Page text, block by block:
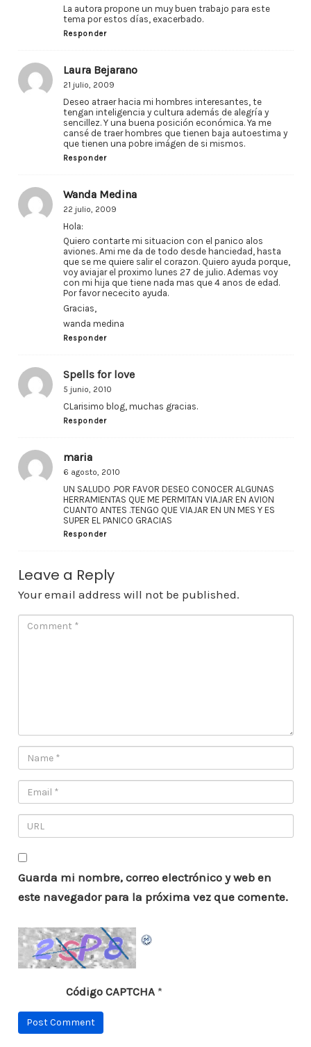
La autora propone un muy buen trabajo para este
tema por estos días, exacerbado.
Responder
Laura Bejarano
21 julio, 2009
Deseo atraer hacia mi hombres interesantes, te
tengan inteligencia y cultura además de alegría y
sencillez. Y una buena posición económica. Ya me
cansé de traer hombres que tienen baja autoestima y
que tienen una pobre imágen de si mismos.
Responder
Wanda Medina
22 julio, 2009
Hola:
Quiero contarte mi situacion con el panico alos
aviones. Ami me da de todo desde hanciedad, hasta
que se me quiere salir el corazon. Quiero ayuda porque,
voy aviajar el proximo lunes 27 de julio. Ademas voy
con mi hija que tiene nada mas que 4 anos de edad.
Por favor nececito ayuda.
Gracias,
wanda medina
Responder
Spells for love
5 junio, 2010
CLarisimo blog, muchas gracias.
Responder
maria
6 agosto, 2010
UN SALUDO .POR FAVOR DESEO CONOCER ALGUNAS
HERRAMIENTAS QUE ME PERMITAN VIAJAR EN AVION
CUANTO ANTES .TENGO QUE VIAJAR EN UN MES Y ES
SUPER EL PANICO GRACIAS
Responder
Leave a Reply
Your email address will not be published.
Guarda mi nombre, correo electrónico y web en
este navegador para la próxima vez que comente.
Código CAPTCHA*